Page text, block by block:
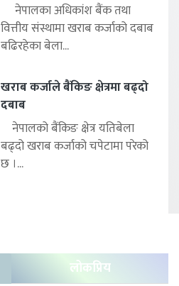
नेपालका अधिकांश बैंक तथा
वित्तीय संस्थामा खराब कर्जाको दबाब
बढिरहेका बेला...
खराब कर्जाले बैंकिङ क्षेत्रमा बढ्दो
दबाब
नेपालको बैंकिङ क्षेत्र यतिबेला
बढ्दो खराब कर्जाको चपेटामा परेको
छ ।...
लोकप्रिय